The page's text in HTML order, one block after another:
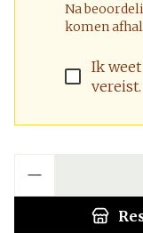
Na
komen
Ik
vereist.